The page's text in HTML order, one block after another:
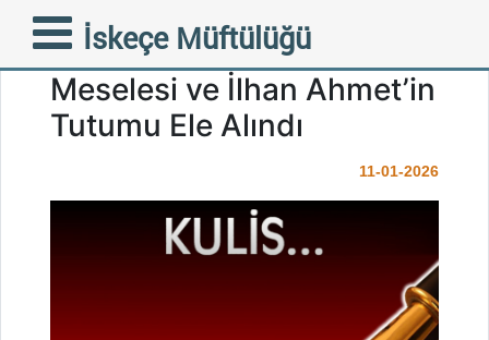
İskeçe Müftülüğü
Gündem Gazetesi’ndeki
Kulis Yazısında Müftülük
Meselesi ve İlhan Ahmet’in
Tutumu Ele Alındı
11-01-2026